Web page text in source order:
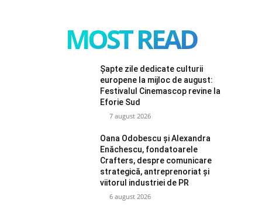
MOST READ
Șapte zile dedicate culturii
europene la mijloc de august:
Festivalul Cinemascop revine la
Eforie Sud
7 august 2026
Oana Odobescu și Alexandra
Enăchescu, fondatoarele
Crafters, despre comunicare
strategică, antreprenoriat și
viitorul industriei de PR
6 august 2026